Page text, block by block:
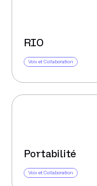
RIO
Voix et Collaboration
Portabilité
Voix et Collaboration